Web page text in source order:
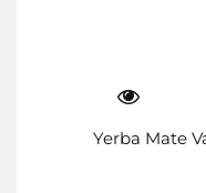
Yerba Mate